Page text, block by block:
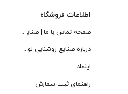
اطلاعات فروشگاه
صفحه تماس با ما | صنایع
درباره صنایع روشنایی لوسترسازان
اینماد
راهنمای ثبت سفارش